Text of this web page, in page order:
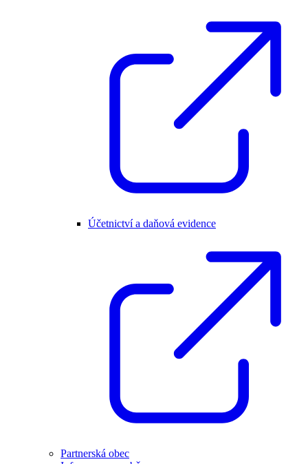
Účetnictví a daňová evidence
Partnerská obec